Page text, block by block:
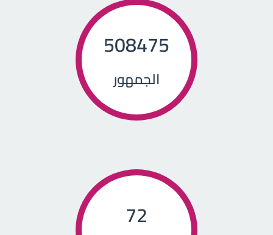
508475
الجمهور
72